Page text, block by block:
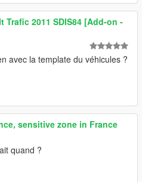
Trafic 2011 SDIS84 [Add-on -
avec la template du véhicules ?
sensitive zone in France
quand ?